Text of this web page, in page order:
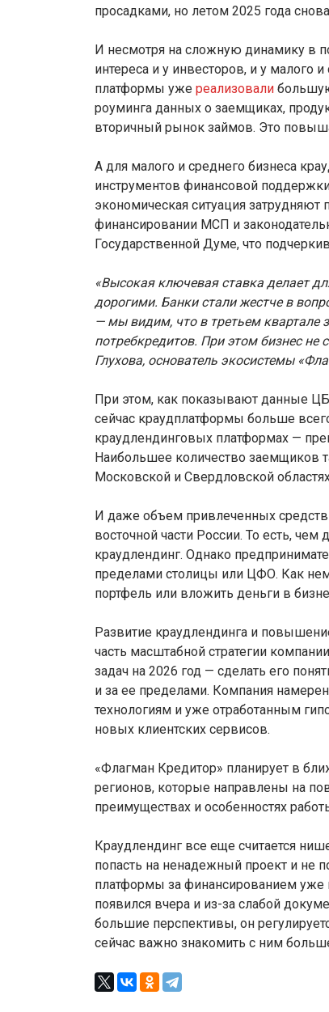
просадками, но летом 2025 года снова
И несмотря на сложную динамику в
интереса и у инвесторов, и у малого
платформы уже реализовали
роуминга данных о заемщиках,
вторичный рынок займов. Это
А для малого и среднего бизнеса
инструментов финансовой
экономическая ситуация
финансировании МСП и
Государственной Думе, что
«Высокая ключевая ставка делает
дорогими. Банки стали жестче в
— мы видим, что в третьем квартале
потребкредитов. При этом бизнес
Глухова, основатель экосистемы
При этом, как показывают данные
сейчас краудплатформы больше
краудлендинговых платформах —
Наибольшее количество заемщиков
Московской и Свердловской
И даже объем привлеченных
восточной части России. То есть,
краудлендинг. Однако
пределами столицы или ЦФО. Как
портфель или вложить деньги в
Развитие краудлендинга и
часть масштабной стратегии
задач на 2026 год — сделать его
и за ее пределами. Компания
технологиям и уже отработанным
новых клиентских сервисов.
«Флагман Кредитор» планирует в
регионов, которые направлены на
преимуществах и особенностях
Краудлендинг все еще считается
попасть на ненадежный проект и не
платформы за финансированием уже
появился вчера и из-за слабой
большие перспективы, он
сейчас важно знакомить с ним